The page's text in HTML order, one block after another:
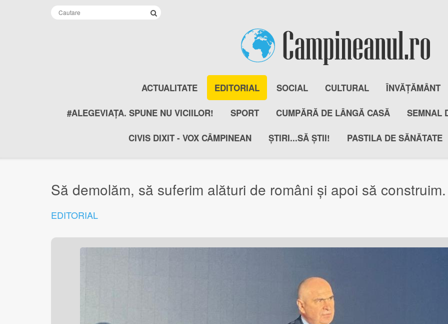
ACTUALITATE EDITORIAL SOCIAL CULTURAL ÎNVĂȚĂMÂNT
#ALEGEVIAȚA. SPUNE NU VICIILOR! SPORT CUMPĂRĂ DE LÂNGĂ CASĂ SEMNAL
CIVIS DIXIT - VOX CÂMPINEAN ȘTIRI...SĂ ȘTII! PASTILA DE SĂNĂTATE
Să demolăm, să suferim alături de români și apoi să construim.
EDITORIAL